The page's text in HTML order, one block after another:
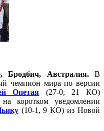
Бродбич, Австралия. В
чемпион мира по версии
Опетая (27-0, 21 КО)
коротком уведомлении
(10-1, 9 КО) из Новой